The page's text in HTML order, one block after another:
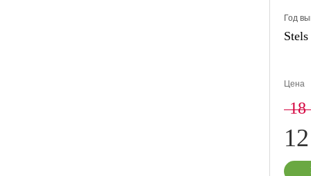
Год
Цена